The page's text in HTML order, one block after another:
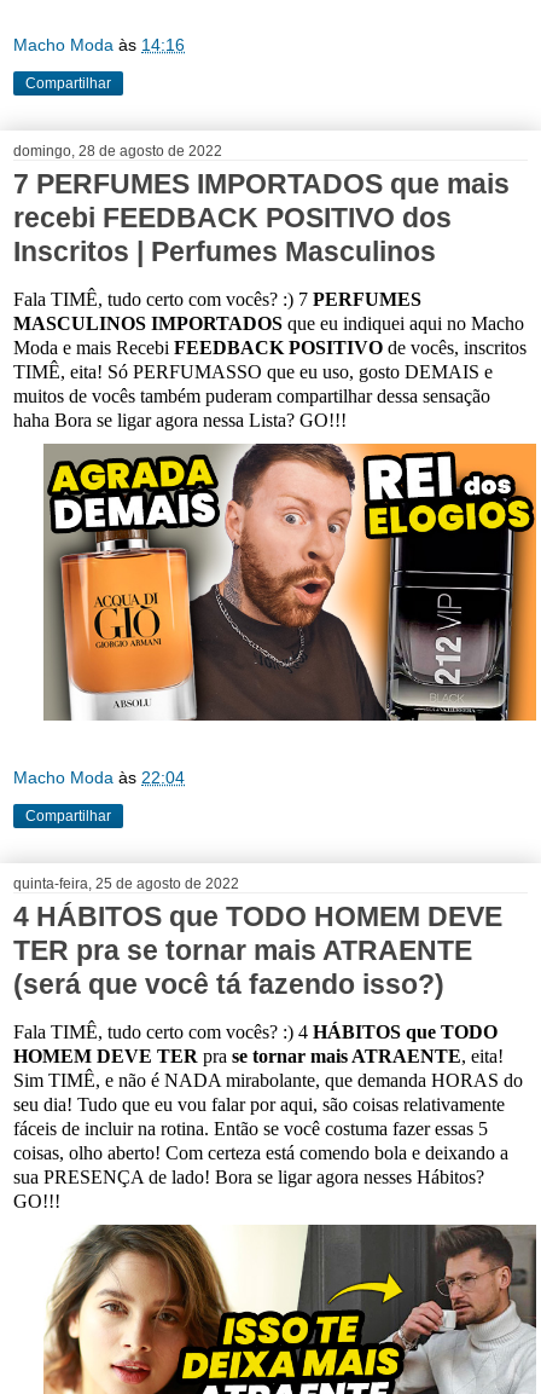
Macho Moda às 14:16
Compartilhar
domingo, 28 de agosto de 2022
7 PERFUMES IMPORTADOS que mais
recebi FEEDBACK POSITIVO dos
Inscritos | Perfumes Masculinos
Fala TIMÊ, tudo certo com vocês? :) 7 PERFUMES
MASCULINOS IMPORTADOS que eu indiquei aqui no Macho
Moda e mais Recebi FEEDBACK POSITIVO de vocês, inscritos
TIMÊ, eita! Só PERFUMASSO que eu uso, gosto DEMAIS e
muitos de vocês também puderam compartilhar dessa sensação
haha Bora se ligar agora nessa Lista? GO!!!
Macho Moda às 22:04
Compartilhar
quinta-feira, 25 de agosto de 2022
4 HÁBITOS que TODO HOMEM DEVE
TER pra se tornar mais ATRAENTE
(será que você tá fazendo isso?)
Fala TIMÊ, tudo certo com vocês? :) 4 HÁBITOS que TODO
HOMEM DEVE TER pra se tornar mais ATRAENTE, eita!
Sim TIMÊ, e não é NADA mirabolante, que demanda HORAS do
seu dia! Tudo que eu vou falar por aqui, são coisas relativamente
fáceis de incluir na rotina. Então se você costuma fazer essas 5
coisas, olho aberto! Com certeza está comendo bola e deixando a
sua PRESENÇA de lado! Bora se ligar agora nesses Hábitos?
GO!!!